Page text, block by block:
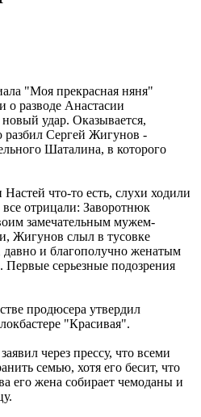
"Моя прекрасная няня"
о разводе Анастасии
удар. Оказывается,
Сергей Жигунов -
Шаталина, в которого
что-то есть, слухи ходили
отрицали: Заворотнюк
замечательным мужем-
Жигунов слыл в тусовке
и благополучно женатым
серьезные подозрения
продюсера утвердил
"Красивая".
через прессу, что всеми
семью, хотя его бесит, что
его жена собирает чемоданы и